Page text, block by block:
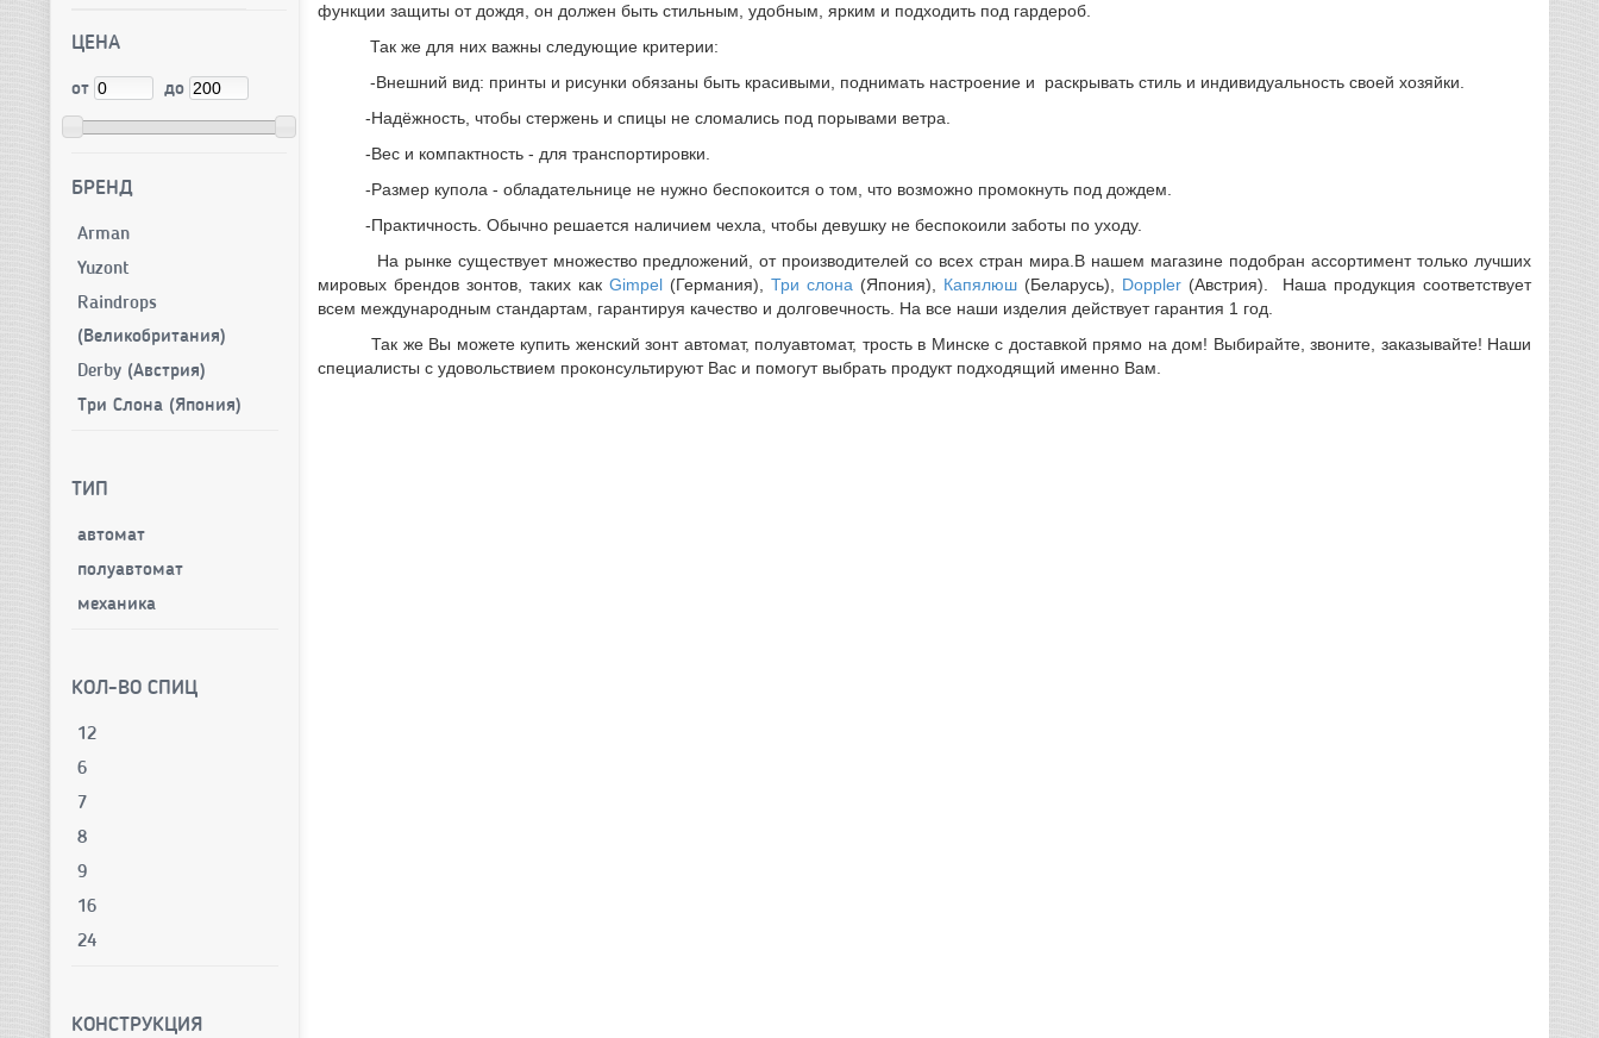
ЦЕНА
от до
БРЕНД
Arman
Yuzont
Raindrops
(Великобритания)
Derby (Австрия)
Три Слона (Япония)
ТИП
автомат
полуавтомат
механика
КОЛ-ВО СПИЦ
12
6
7
8
9
16
24
КОНСТРУКЦИЯ
функции защиты от дождя, он должен быть стильным, удобным, ярким и подходить под гардероб.
Так же для них важны следующие критерии:
-Внешний вид: принты и рисунки обязаны быть красивыми, поднимать настроение и раскрывать стиль и индивидуальность своей хозяйки.
-Надёжность, чтобы стержень и спицы не сломались под порывами ветра.
-Вес и компактность - для транспортировки.
-Размер купола - обладательнице не нужно беспокоится о том, что возможно промокнуть под дождем.
-Практичность. Обычно решается наличием чехла, чтобы девушку не беспокоили заботы по уходу.
На рынке существует множество предложений, от производителей со всех стран мира.В нашем магазине подобран ассортимент только лучших
мировых брендов зонтов, таких как Gimpel (Германия), Три слона (Япония), Капялюш (Беларусь), Doppler (Австрия). Наша продукция соответствует
всем международным стандартам, гарантируя качество и долговечность. На все наши изделия действует гарантия 1 год.
Так же Вы можете купить женский зонт автомат, полуавтомат, трость в Минске с доставкой прямо на дом! Выбирайте, звоните, заказывайте! Наши
специалисты с удовольствием проконсультируют Вас и помогут выбрать продукт подходящий именно Вам.